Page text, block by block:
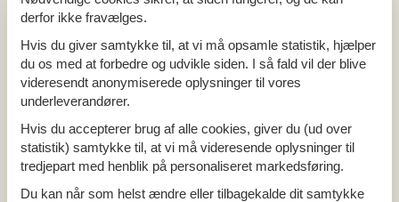
Alle
Tema
Alle
Hund
Kategori
Alle
derfor ikke fravælges.
Hvis du giver samtykke til, at vi må opsamle statistik, hjælper
du os med at forbedre og udvikle siden. I så fald vil der blive
videresendt anonymiserede oplysninger til vores
underleverandører.
Hvis du accepterer brug af alle cookies, giver du (ud over
statistik) samtykke til, at vi må videresende oplysninger til
tredjepart med henblik på personaliseret markedsføring.
Du kan når som helst ændre eller tilbagekalde dit samtykke